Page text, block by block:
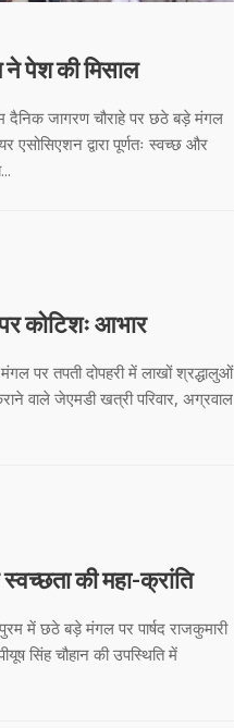
ने पेश की मिसाल
जागरण चौराहे पर छठे बड़े मंगल
एसोसिएशन द्वारा पूर्णतः स्वच्छ और
कोटिशः आभार
पर तपती दोपहरी में लाखों श्रद्धालुओं
वाले जेएमडी खत्री परिवार, अग्रवाल
की महा-क्रांति
में छठे बड़े मंगल पर पार्षद राजकुमारी
सिंह चौहान की उपस्थिति में